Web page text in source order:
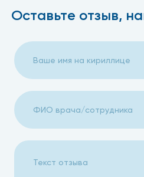
Оставьте отзыв,